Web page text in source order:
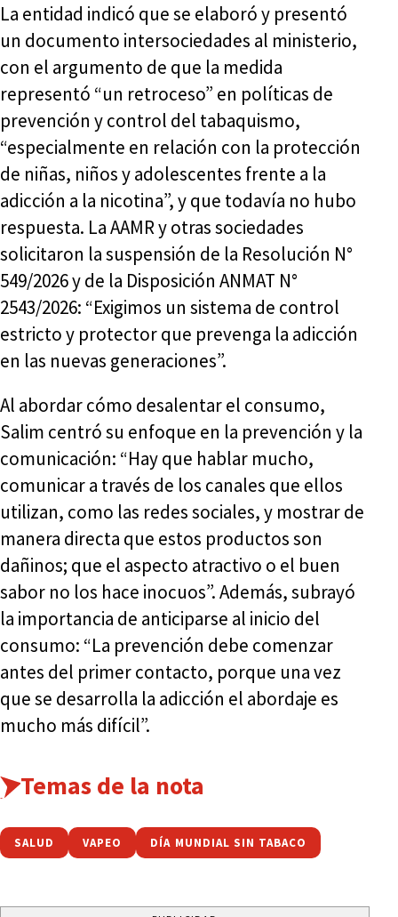
La entidad indicó que se elaboró y presentó
un documento intersociedades al ministerio,
con el argumento de que la medida
representó “un retroceso” en políticas de
prevención y control del tabaquismo,
“especialmente en relación con la protección
de niñas, niños y adolescentes frente a la
adicción a la nicotina”, y que todavía no hubo
respuesta. La AAMR y otras sociedades
solicitaron la suspensión de la Resolución N°
549/2026 y de la Disposición ANMAT N°
2543/2026: “Exigimos un sistema de control
estricto y protector que prevenga la adicción
en las nuevas generaciones”.
Al abordar cómo desalentar el consumo,
Salim centró su enfoque en la prevención y la
comunicación: “Hay que hablar mucho,
comunicar a través de los canales que ellos
utilizan, como las redes sociales, y mostrar de
manera directa que estos productos son
dañinos; que el aspecto atractivo o el buen
sabor no los hace inocuos”. Además, subrayó
la importancia de anticiparse al inicio del
consumo: “La prevención debe comenzar
antes del primer contacto, porque una vez
que se desarrolla la adicción el abordaje es
mucho más difícil”.
Temas de la nota
SALUD VAPEO DÍA MUNDIAL SIN TABACO